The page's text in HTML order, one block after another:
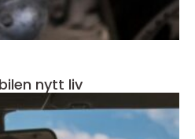
nytt liv